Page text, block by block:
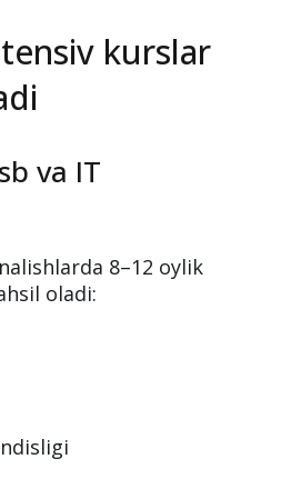
kurslar
va IT
8–12 oylik
oladi: